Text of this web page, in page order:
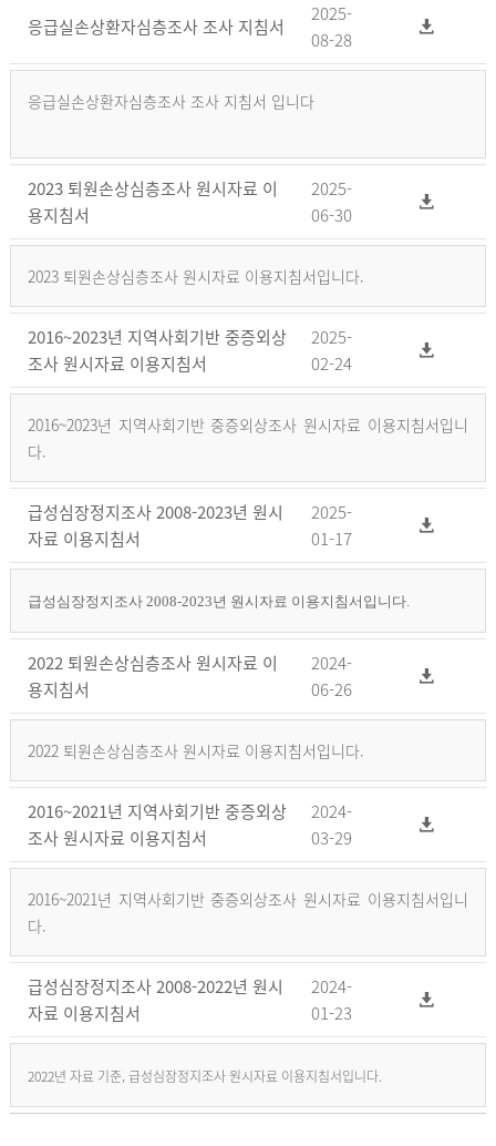
응급실손상환자심층조사 조사 지침서
2025-
08-28
응급실손상환자심층조사 조사 지침서 입니다
2023 퇴원손상심층조사 원시자료 이
용지침서
2025-
06-30
2023 퇴원손상심층조사 원시자료 이용지침서입니다.
2016~2023년 지역사회기반 중증외상
조사 원시자료 이용지침서
2025-
02-24
2016~2023년 지역사회기반 중증외상조사 원시자료 이용지침서입니
다.
급성심장정지조사 2008-2023년 원시
자료 이용지침서
2025-
01-17
급성심장정지조사 2008-2023년 원시자료 이용지침서입니다.
2022 퇴원손상심층조사 원시자료 이
용지침서
2024-
06-26
2022 퇴원손상심층조사 원시자료 이용지침서입니다.
2016~2021년 지역사회기반 중증외상
조사 원시자료 이용지침서
2024-
03-29
2016~2021년 지역사회기반 중증외상조사 원시자료 이용지침서입니
다.
급성심장정지조사 2008-2022년 원시
자료 이용지침서
2024-
01-23
2022년 자료 기준, 급성심장정지조사 원시자료 이용지침서입니다.